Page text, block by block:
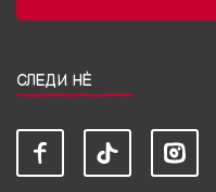
СЛЕДИ НЀ